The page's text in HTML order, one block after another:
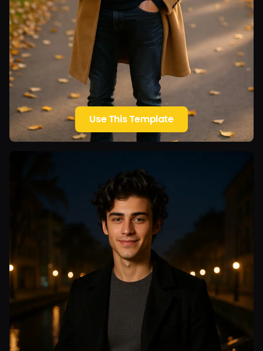
Use This Template